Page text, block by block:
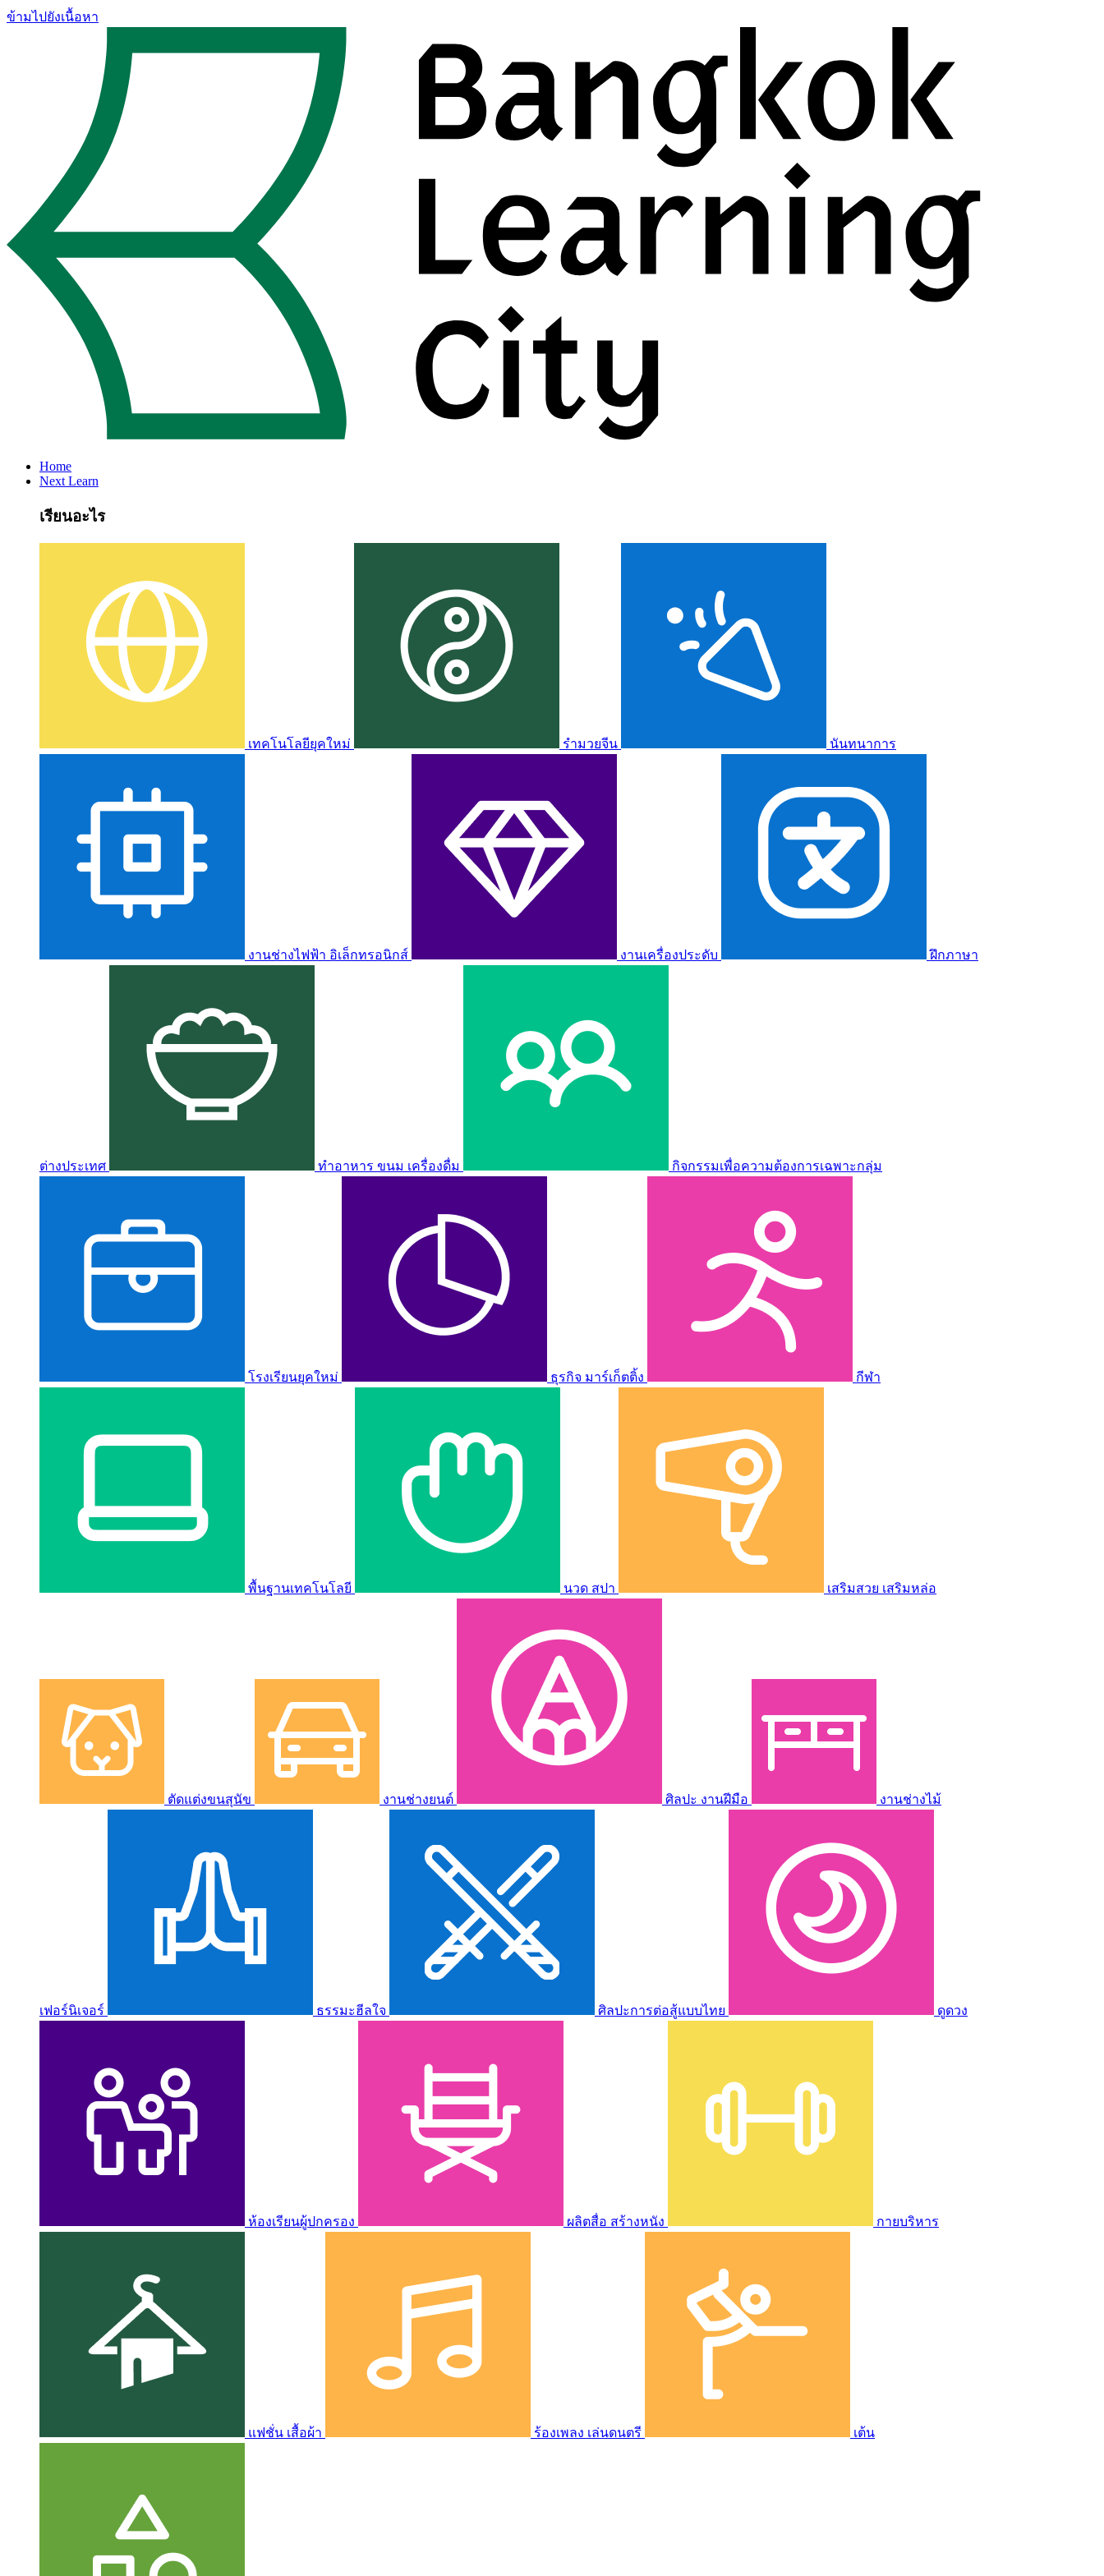
ข้ามไปยังเนื้อหา
Home
Next Learn
เรียนอะไร
เทคโนโลยียุคใหม่ รำมวยจีน นันทนาการ
งานช่างไฟฟ้า อิเล็กทรอนิกส์ งานเครื่องประดับ ฝึกภาษา
ต่างประเทศ ทำอาหาร ขนม เครื่องดื่ม กิจกรรมเพื่อความต้องการเฉพาะกลุ่ม
โรงเรียนยุคใหม่ ธุรกิจ มาร์เก็ตติ้ง กีฬา
พื้นฐานเทคโนโลยี นวด สปา เสริมสวย เสริมหล่อ
ตัดแต่งขนสุนัข งานช่างยนต์ ศิลปะ งานฝีมือ งานช่างไม้
เฟอร์นิเจอร์ ธรรมะฮีลใจ ศิลปะการต่อสู้แบบไทย ดูดวง
ห้องเรียนผู้ปกครอง ผลิตสื่อ สร้างหนัง กายบริหาร
แฟชั่น เสื้อผ้า ร้องเพลง เล่นดนตรี เต้น